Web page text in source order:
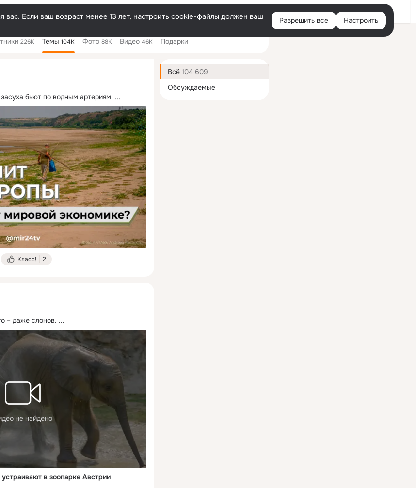
Войти
Если ваш возраст менее 13 лет, настроить cookie-файлы должен ваш
Разрешить все Настроить
226K Темы 104K Фото 88K Видео 46K Подарки
бьют по водным артериям. ...
Класс! 2
– даже слонов. ...
не найдено
в зоопарке Австрии
Дополнительная
колонка
Всё 104 609
Обсуждаемые